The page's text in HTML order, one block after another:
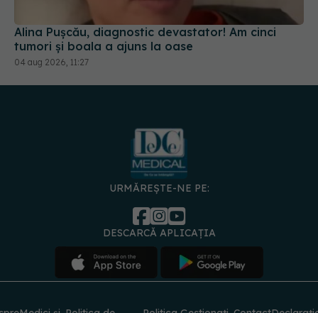
Alina Pușcău, diagnostic devastator! Am cinci
tumori și boala a ajuns la oase
04 aug 2026, 11:27
URMĂREȘTE-NE PE:
DESCARCĂ APLICAȚIA